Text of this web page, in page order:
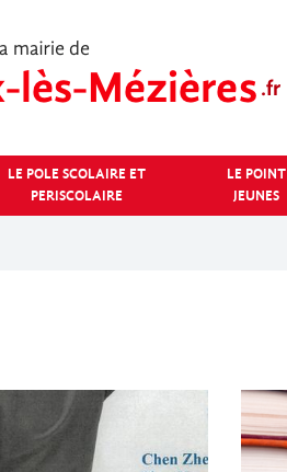
LE POLE SCOLAIRE ET
PERISCOLAIRE
LE POINT
JEUNES